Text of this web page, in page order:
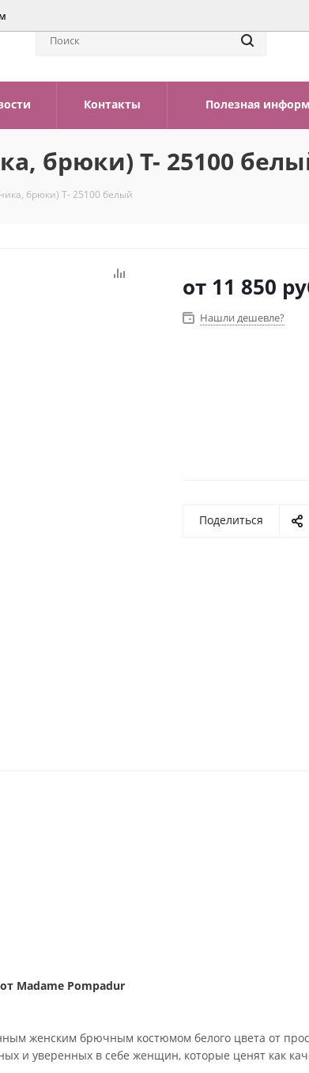
Контакты Полезная
брюки) Т- 25100
брюки) Т- 25100 белый
от 11 850
Нашли дешевле?
Поделиться
Madame Pompadur
женским брючным костюмом белого цвета от
и уверенных в себе женщин, которые ценят как